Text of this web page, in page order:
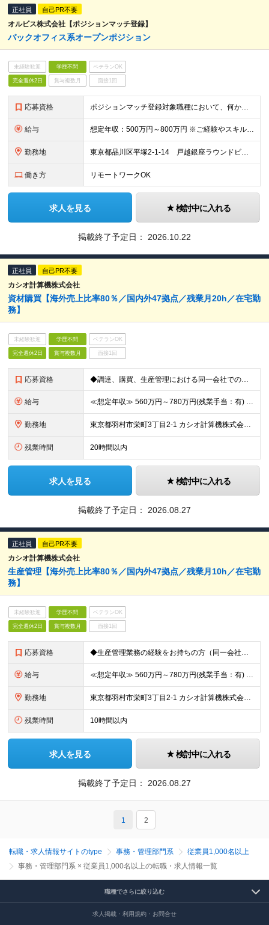
正社員 自己PR不要
オルビス株式会社【ポジションマッチ登録】
バックオフィス系オープンポジション
未経験歓迎 学歴不問 ベテランOK
完全週休2日 賞与複数月 面接1回
応募資格 ポジションマッチ登録対象職種において、何かしらの知識・経験を有する方
給与 想定年収：500万円～800万円 ※ご経験やスキルに応じて決定します。 ※上記想定年収はあくまでも目安の金額であり、 選考を通じて上下する可能性があります。
勤務地 東京都品川区平塚2-1-14 戸越銀座ラウンドビル ※ポジションにより異なる可能性があります。
働き方 リモートワークOK
求人を見る 検討中に入れる
掲載終了予定日： 2026.10.22
正社員 自己PR不要
カシオ計算機株式会社
資材購買【海外売上比率80％／国内外47拠点／残業月20h／在宅勤
務】
未経験歓迎 学歴不問 ベテランOK
完全週休2日 賞与複数月 面接1回
応募資格 ◆調達、購買、生産管理における同一会社での実務経験が3年以上ある方
給与 ≪想定年収≫ 560万円～780万円(残業手当：有) ※待遇はスキル、経験に応じて個別に決定致します。 ※基本給＋賞与（年2回）、別途残業代、諸手当を支給（残業代は1分単位で支給いたします） ※試用期
勤務地 東京都羽村市栄町3丁目2-1 カシオ計算機株式会社 羽村技術センター ※転勤は当面ありません。 ※在宅勤務あり ※(変更の範囲)会社の定める勤務地
残業時間 20時間以内
求人を見る 検討中に入れる
掲載終了予定日： 2026.08.27
正社員 自己PR不要
カシオ計算機株式会社
生産管理【海外売上比率80％／国内外47拠点／残業月10h／在宅勤
務】
未経験歓迎 学歴不問 ベテランOK
完全週休2日 賞与複数月 面接1回
応募資格 ◆生産管理業務の経験をお持ちの方（同一会社で3年以上の従事経験）
給与 ≪想定年収≫ 560万円～780万円(残業手当：有) ※待遇はスキル、経験に応じて個別に決定致します。 ※基本給＋賞与（年2回）、別途残業代、諸手当を支給（残業代は1分単位で支給いたします） ※試用期
勤務地 東京都羽村市栄町3丁目2-1 カシオ計算機株式会社 羽村技術センター ※転勤は当面ありません。 ※在宅勤務あり ※(変更の範囲)会社の定める勤務地
残業時間 10時間以内
求人を見る 検討中に入れる
掲載終了予定日： 2026.08.27
1 2
転職・求人情報サイトのtype 事務・管理部門系
従業員1,000名以上
事務・管理部門系 × 従業員1,000名以上の転職・求人情報一覧
職種でさらに絞り込む
求人掲載・利用規約・お問合せ